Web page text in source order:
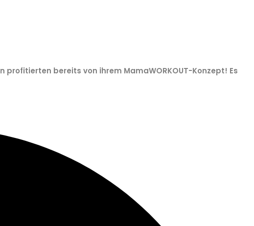
n profitierten bereits von ihrem MamaWORKOUT-Konzept! Es